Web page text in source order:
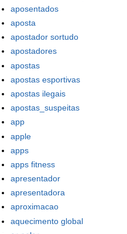
aposentados
aposta
apostador sortudo
apostadores
apostas
apostas esportivas
apostas ilegais
apostas_suspeitas
app
apple
apps
apps fitness
apresentador
apresentadora
aproximacao
aquecimento global